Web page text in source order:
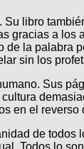
libro
gracias a
la palabra
sin los
Sus
en el
de
Todos lo